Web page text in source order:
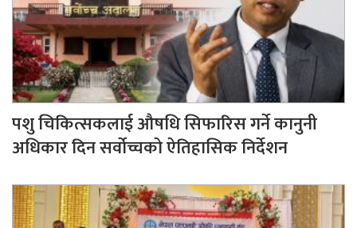
पशु चिकित्सकलाई औषधि सिफारिस गर्ने कानुनी
अधिकार दिन सर्वोच्चको ऐतिहासिक निर्देशन